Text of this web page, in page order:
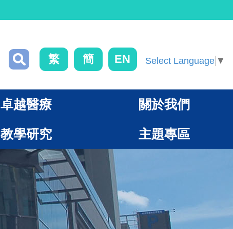
繁 簡 EN Select Language ▼
卓越醫療 關於我們
教學研究 主題專區